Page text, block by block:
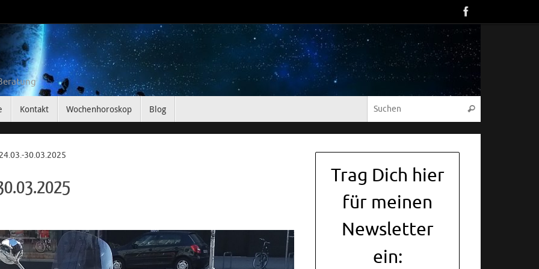
Kontakt Wochenhoroskop Blog Suchen
30.03.2025
Trag Dich hier
für meinen
Newsletter
ein: